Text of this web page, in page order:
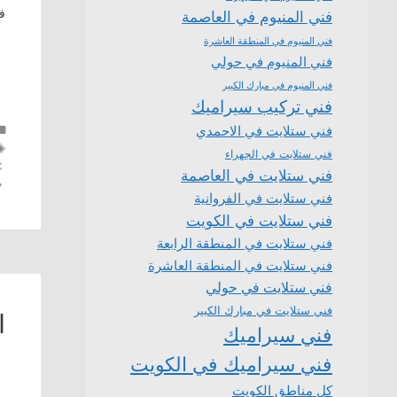
فني المنيوم في العاصمة
فني المنيوم في المنطقة العاشرة
فني المنيوم في حولي
فني المنيوم في مبارك الكبير
فني تركيب سيراميك
فني ستلايت في الاحمدي
فني ستلايت في الجهراء
فني ستلايت في العاصمة
فني ستلايت في الفروانية
فني ستلايت في الكويت
فني ستلايت في المنطقة الرابعة
فني ستلايت في المنطقة العاشرة
فني ستلايت في حولي
فني ستلايت في مبارك الكبير
فني سيراميك
فني سيراميك في الكويت
كل مناطق الكويت